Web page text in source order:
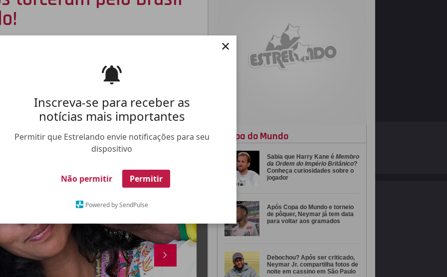
Inscreva-se para receber as
notícias mais importantes
Permitir que Estrelando envie notificações para seu
dispositivo
Não permitir Permitir
Powered by SendPulse
×
X
Copa do Mundo
Sabia que Harry Kane é Membro
da Ordem do Império Britânico?
Conheça curiosidades sobre o
jogador
Após Copa do Mundo e torneio
de pôquer, Neymar já tem data
para voltar aos gramados
Debochou? Após ser criticado,
Neymar Jr. compartilha fotos de
noite em cassino em São Paulo
FALE CONOSCO ANUNCIE NO ESTRELANDO TRABALHE NO ESTRELANDO
Desenvolvido por